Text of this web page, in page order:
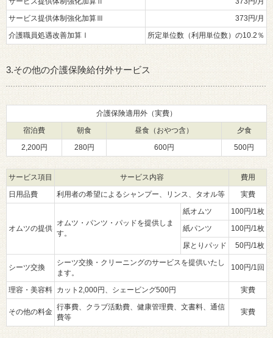
サービス提供体制強化加算Ⅲ
373円/月
介護職員処遇改善加算Ⅰ
所定単位数（利用単位数）の10.2％
3.その他の介護保険給付外サービス
介護保険適用外（実費）
宿泊費
朝食 昼食（おやつ含）
夕食
2,200円
280円 600円 500円
サービス項目 サービス内容
費用
日用品費
利用者の希望によるシャンプー、リンス、タオル等 実費
オムツの提供
オムツ・パンツ・パッドを提供しま
す。
紙オムツ
100円/1枚
紙パンツ
100円/1枚
尿とりパッド
50円/1枚
シーツ交換
シーツ交換・クリーニングのサービスを提供いたし
ます。
100円/1回
理容・美容料 カット2,000円、シェービング500円 実費
その他の料金
行事費、クラブ活動費、健康管理費、文書料、通信
費等
実費